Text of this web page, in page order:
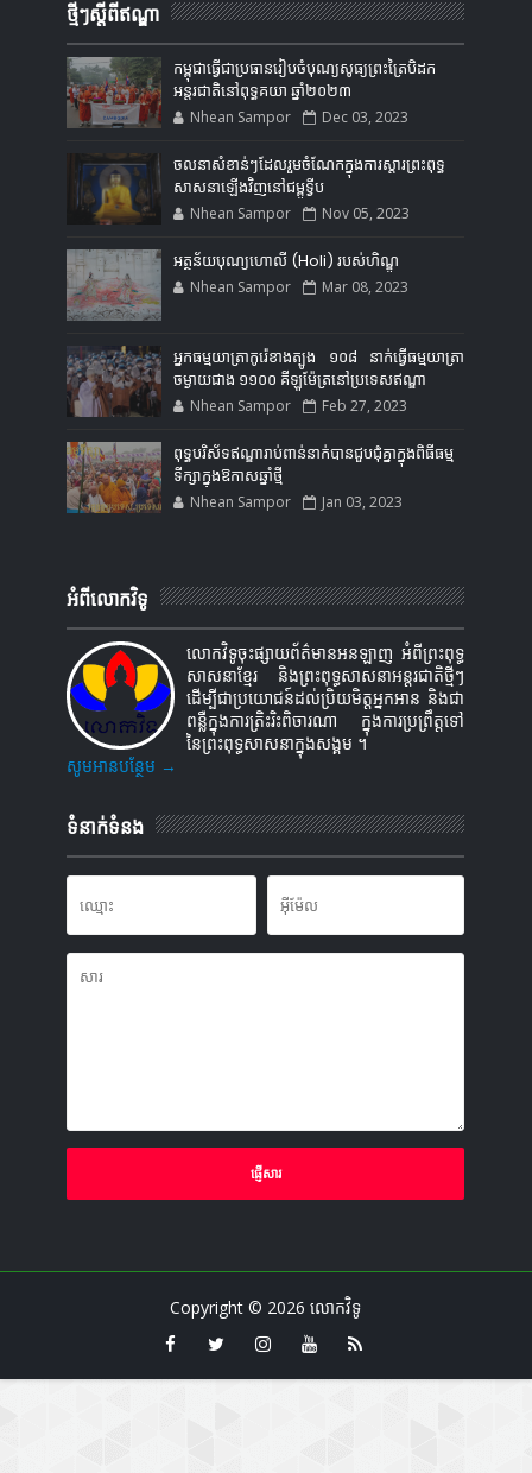
ថ្មីៗស្តីពីឥណ្ឌា
កម្ពុជាធ្វើជាប្រធានរៀបចំបុណ្យសូធ្យព្រះត្រៃបិដក
អន្តរជាតិនៅពុទ្ធគយា ឆ្នាំ២០២៣
Nhean Sampor Dec 03, 2023
ចលនាសំខាន់ៗដែលរួមចំណែកក្នុងការស្ដារព្រះពុទ្ធ
សាសនាឡើងវិញនៅជម្ពូទ្វីប
Nhean Sampor Nov 05, 2023
អត្ថន័យបុណ្យហោលី (Holi) របស់ហិណ្ឌូ
Nhean Sampor Mar 08, 2023
អ្នកធម្មយាត្រាកូរ៉េខាងត្បូង ១០៨ នាក់ធ្វើធម្មយាត្រា
ចម្ងាយជាង ១១០០ គីឡូម៉ែត្រនៅប្រទេសឥណ្ឌា
Nhean Sampor Feb 27, 2023
ពុទ្ធបរិស័ទឥណ្ឌារាប់ពាន់នាក់បានជួបជុំគ្នាក្នុងពិធីធម្ម
ទីក្សាក្នុងឱកាសឆ្នាំថ្មី
Nhean Sampor Jan 03, 2023
អំពីលោកវិទូ
លោកវិទូចុះផ្សាយព័ត៌មានអនឡាញ អំពីព្រះពុទ្ធ
សាសនាខ្មែរ និងព្រះពុទ្ធសាសនាអន្តរជាតិថ្មីៗ
ដើម្បីជាប្រយោជន៍ដល់ប្រិយមិត្តអ្នកអាន និងជា
ពន្លឺក្នុងការត្រិះរិះពិចារណា ក្នុងការប្រព្រឹត្តទៅ
នៃព្រះពុទ្ធសាសនាក្នុងសង្គម ។
សូមអានបន្ថែម →
ទំនាក់ទំនង
Copyright © 2026លោកវិទូ